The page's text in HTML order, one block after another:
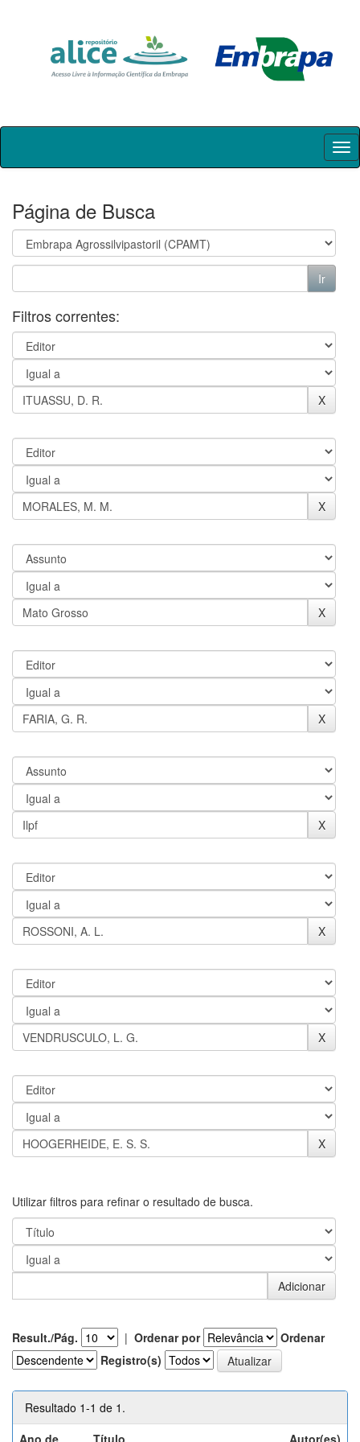
Skip
Página de Busca
Filtros correntes:
Utilizar filtros para refinar o resultado de busca.
Result./Pág. | Ordenar por
Ordenar
Registro(s)
Resultado 1-1 de 1.
Ano de
Título Autor(es)